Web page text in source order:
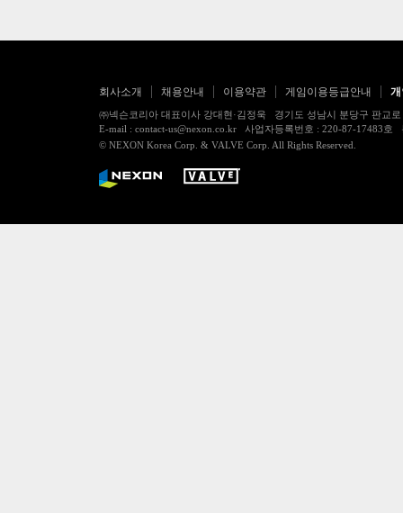
회사소개 채용안내 이용약관 게임이용등급안내
㈜넥슨코리아 대표이사 강대현·김정욱 경기도 성남시 분당구 판교
E-mail : contact-us@nexon.co.kr 사업자등록번호 : 220-87-17483
© NEXON Korea Corp. & VALVE Corp. All Rights Reserved.